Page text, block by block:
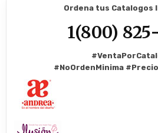
Ordena tus Catalogos
1(800)
#NoOrdenMinima